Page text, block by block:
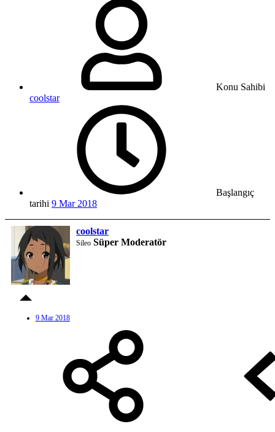
Konu Sahibi
coolstar
Başlangıç
tarihi 9 Mar 2018
coolstar
Sileo Süper Moderatör
9 Mar 2018